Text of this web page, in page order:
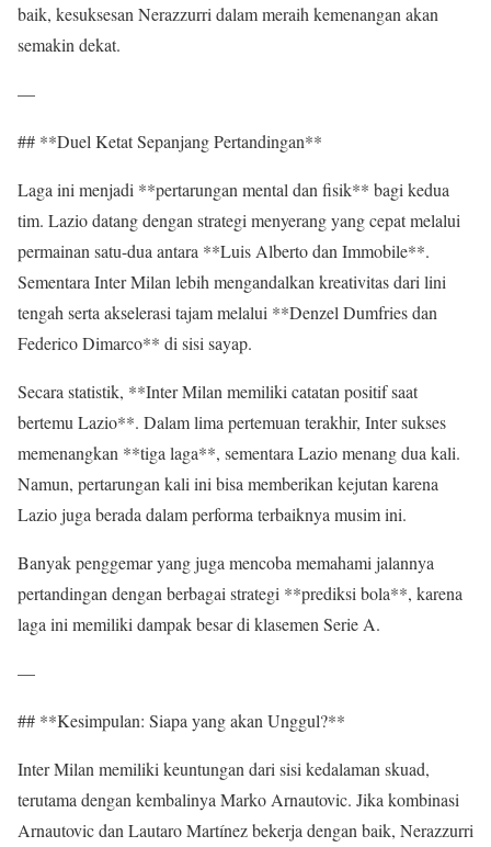
baik, kesuksesan Nerazzurri dalam meraih kemenangan akan
semakin dekat.
—
## **Duel Ketat Sepanjang Pertandingan**
Laga ini menjadi **pertarungan mental dan fisik** bagi kedua
tim. Lazio datang dengan strategi menyerang yang cepat melalui
permainan satu-dua antara **Luis Alberto dan Immobile**.
Sementara Inter Milan lebih mengandalkan kreativitas dari lini
tengah serta akselerasi tajam melalui **Denzel Dumfries dan
Federico Dimarco** di sisi sayap.
Secara statistik, **Inter Milan memiliki catatan positif saat
bertemu Lazio**. Dalam lima pertemuan terakhir, Inter sukses
memenangkan **tiga laga**, sementara Lazio menang dua kali.
Namun, pertarungan kali ini bisa memberikan kejutan karena
Lazio juga berada dalam performa terbaiknya musim ini.
Banyak penggemar yang juga mencoba memahami jalannya
pertandingan dengan berbagai strategi **prediksi bola**, karena
laga ini memiliki dampak besar di klasemen Serie A.
—
## **Kesimpulan: Siapa yang akan Unggul?**
Inter Milan memiliki keuntungan dari sisi kedalaman skuad,
terutama dengan kembalinya Marko Arnautovic. Jika kombinasi
Arnautovic dan Lautaro Martínez bekerja dengan baik, Nerazzurri